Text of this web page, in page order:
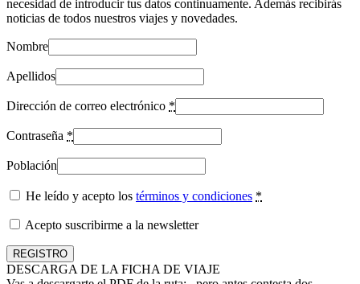
necesidad de introducir tus datos continuamente. Además recibirás
noticias de todos nuestros viajes y novedades.
Nombre
Apellidos
Dirección de correo electrónico *
Contraseña *
Población
He leído y acepto los términos y condiciones *
Acepto suscribirme a la newsletter
DESCARGA DE LA FICHA DE VIAJE